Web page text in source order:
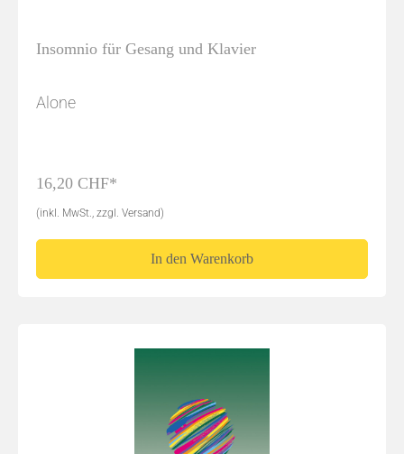
Insomnio für Gesang und Klavier
Alone
16,20 CHF*
(inkl. MwSt., zzgl. Versand)
In den Warenkorb